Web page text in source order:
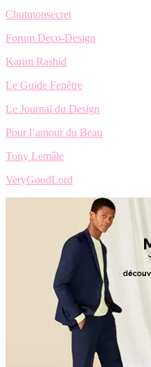
Chutmonsecret
Forum Deco-Design
Karim Rashid
Le Guide Fenêtre
Le Journal du Design
Pour l’amour du Beau
Tony Lemâle
VeryGoodLord